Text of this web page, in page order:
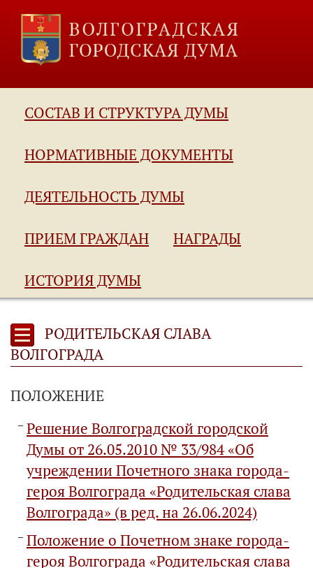
СОСТАВ И СТРУКТУРА ДУМЫ
НОРМАТИВНЫЕ ДОКУМЕНТЫ
ДЕЯТЕЛЬНОСТЬ ДУМЫ
ПРИЕМ ГРАЖДАН НАГРАДЫ
ИСТОРИЯ ДУМЫ
РОДИТЕЛЬСКАЯ СЛАВА
ВОЛГОГРАДА
ПОЛОЖЕНИЕ
Решение Волгоградской городской
Думы от 26.05.2010 № 33/984 «Об
учреждении Почетного знака города-
героя Волгограда «Родительская слава
Волгограда» (в ред. на 26.06.2024)
Положение о Почетном знаке города-
героя Волгограда «Родительская слава